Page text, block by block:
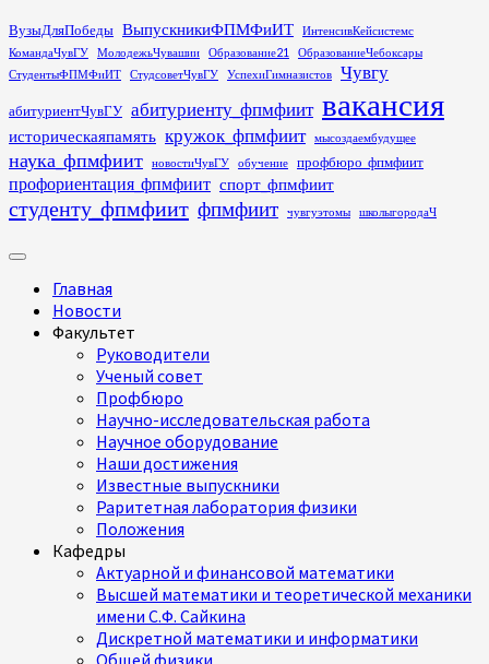
Перейти
к
содержимому
ВузыДляПобеды ВыпускникиФПМФиИТ
ИнтенсивКейсистемс
КомандаЧувГУ
МолодежьЧувашии Образование21
ОбразованиеЧебоксары
СтудентыФПМФиИТ
СтудсоветЧувГУ УспехиГимназистов Чувгу
абитуриентЧувГУ абитуриенту_фпмфиит вакансия
историческаяпамять кружок_фпмфиит мысоздаембудущее
наука_фпмфиит новостиЧувГУ обучение профбюро_фпмфиит
профориентация_фпмфиит спорт_фпмфиит
студенту_фпмфиит фпмфиит чувгуэтомы школыгородаЧ
Основное
Главная
Новости
Факультет
Руководители
Ученый совет
Профбюро
Научно-исследовательская работа
Научное оборудование
Наши достижения
Известные выпускники
Раритетная лаборатория физики
Положения
Кафедры
Актуарной и финансовой математики
Высшей математики и теоретической механики
имени С.Ф. Сайкина
Дискретной математики и информатики
Общей физики